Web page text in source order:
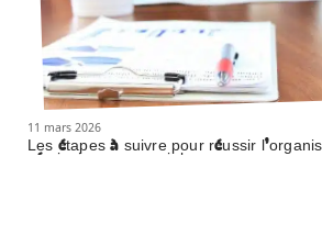
11 mars 2026
Les étapes à suivre pour réussir
séminaire commercial